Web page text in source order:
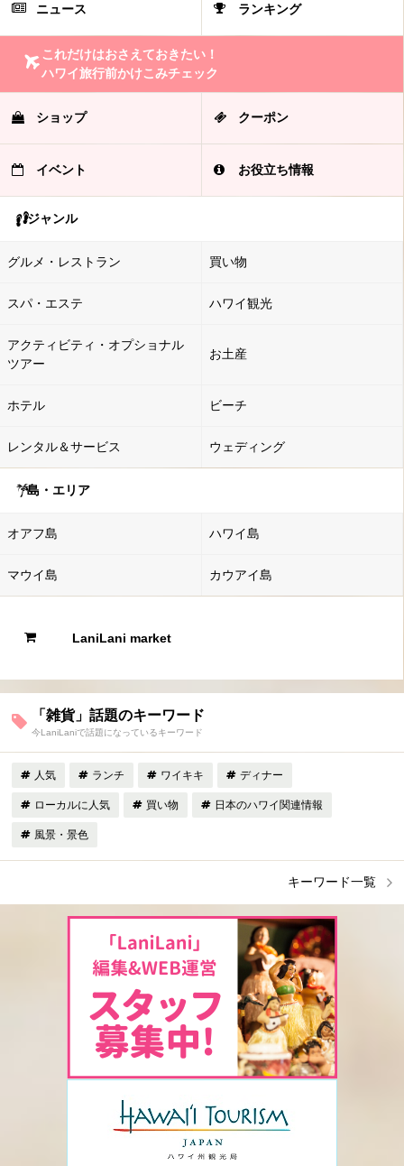
ニュース ランキング
これだけはおさえておきたい！
ハワイ旅行前かけこみチェック
ショップ クーポン
イベント お役立ち情報
ジャンル
グルメ・レストラン 買い物
スパ・エステ ハワイ観光
アクティビティ・オプショナル
ツアー
お土産
ホテル ビーチ
レンタル＆サービス ウェディング
島・エリア
オアフ島 ハワイ島
マウイ島 カウアイ島
LaniLani market
「雑貨」話題のキーワード
今LaniLaniで話題になっているキーワード
人気 ランチ ワイキキ ディナー
ローカルに人気 買い物 日本のハワイ関連情報
風景・景色
キーワード一覧